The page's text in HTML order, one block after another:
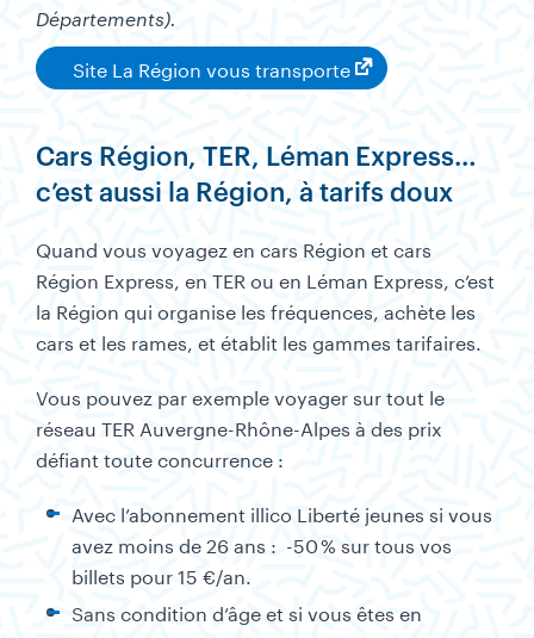
Départements).
Site La Région vous transporte
Cars Région, TER, Léman Express…
c’est aussi la Région, à tarifs doux
Quand vous voyagez en cars Région et cars
Région Express, en TER ou en Léman Express, c’est
la Région qui organise les fréquences, achète les
cars et les rames, et établit les gammes tarifaires.
Vous pouvez par exemple voyager sur tout le
réseau TER Auvergne-Rhône-Alpes à des prix
défiant toute concurrence :
Avec l’abonnement illico Liberté jeunes si vous
avez moins de 26 ans : -50 % sur tous vos
billets pour 15 €/an.
Sans condition d’âge et si vous êtes en